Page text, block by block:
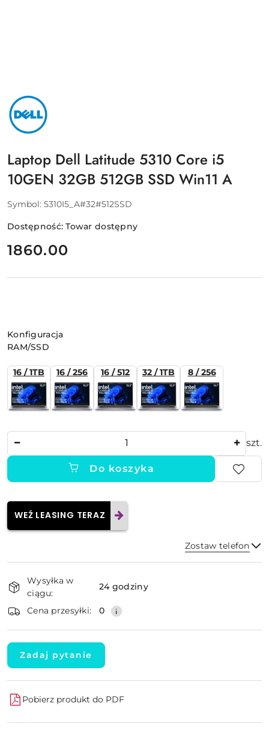
NAZWA
PRODUCENTA:
DELL
Laptop Dell Latitude 5310 Core i5
10GEN 32GB 512GB SSD Win11 A
Symbol: 5310I5_A#32#512SSD
Dostępność:Towar dostępny
cena:
1860.00
Wariant
Konfiguracja
RAM/SSD
16 / 1TB 16 / 256 16 / 512 32 / 1TB 8 / 256
szt.
Do koszyka
WEŹ LEASING TERAZ
Zostaw telefon
Dostępność
i
dostawa
Wysyłka w
ciągu:
24 godziny
Cena przesyłki: 0
Zadaj pytanie
Pobierz produkt do PDF